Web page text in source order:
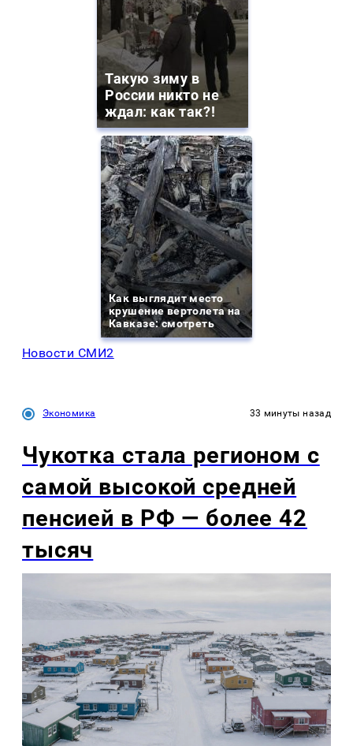
Такую зиму в
России никто не
ждал: как так?!
Как выглядит место
крушение вертолета на
Кавказе: смотреть
Новости СМИ2
Экономика 33 минуты назад
Чукотка стала регионом с
самой высокой средней
пенсией в РФ — более 42
тысяч